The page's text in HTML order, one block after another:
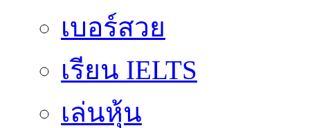
เบอร์สวย
เรียน IELTS
เล่นหุ้น